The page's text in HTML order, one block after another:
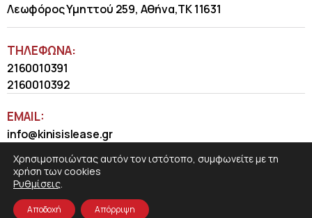
Λεωφόρος Υμηττού 259, Αθήνα,ΤΚ 11631
ΤΗΛΈΦΩΝΑ:
2160010391
2160010392
EMAIL:
info@kinisislease.gr
Χρησιμοποιώντας αυτόν τον ιστότοπο, συμφωνείτε με τη
χρήση των cookies
Ρυθμίσεις.
Αποδοχή Απόρριψη